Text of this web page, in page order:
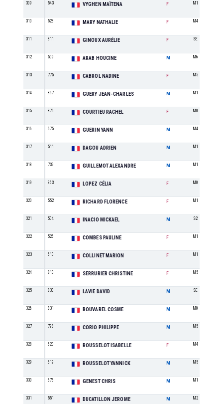
309 543 VYGHEN MAÏTENA F M1
310 528 MARY NATHALIE F M4
311 811 GINOUX AURÉLIE F SE
312 509 ARAB HOUCINE M M6
313 775 CABROL NADINE F M5
314 867 GUERY JEAN-CHARLES M M1
315 876 COURTIEU RACHEL F M0
316 675 GUERIN YANN M M4
317 511 DAGOU ADRIEN M M1
318 739 GUILLEMOT ALEXANDRE M M1
319 863 LOPEZ CÉLIA F M0
320 552 RICHARD FLORENCE F M1
321 504 INACIO MICKAEL M S2
322 526 COMBES PAULINE F M1
323 610 COLLINET MARION F M1
324 810 SERRURIER CHRISTINE F M5
325 830 LAVIE DAVID M SE
326 831 BOUVAREL COSME M M0
327 798 CORIO PHILIPPE M M5
328 620 ROUSSELOT ISABELLE F M4
329 619 ROUSSELOT YANNICK M M5
330 676 GENEST CHRIS M M1
331 551 DUCATILLON JEROME M M2